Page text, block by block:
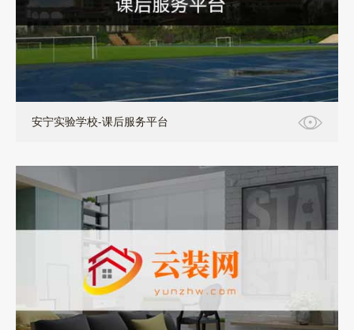
PC端管理+小程序前端应用
安宁实验学校-课后服务平台
PC+移动+小程序